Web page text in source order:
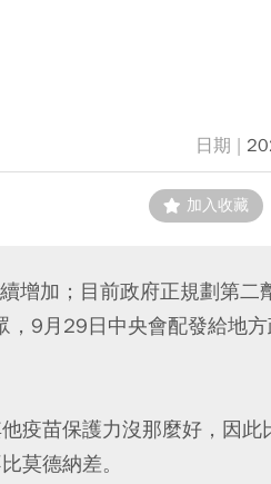
加入收藏
增加；目前政府正規劃第二
9月29日中央會配發給地
疫苗保護力沒那麼好，因此
莫德納差。